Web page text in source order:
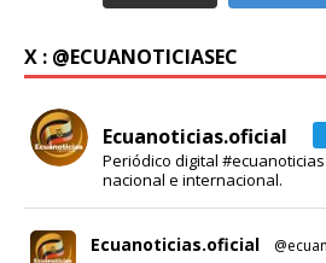
X : @ECUANOTICIASEC
Ecuanoticias.oficial
Periódico digital
nacional e internacional.
Ecuanoticias.oficial